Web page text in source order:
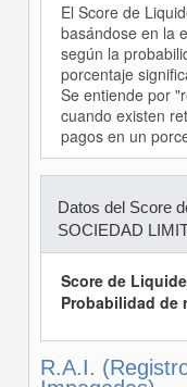
El Score de
basándose en la
según la
porcentaje
Se entiende por
cuando existen
pagos en un
Datos del Score
SOCIEDAD
Score de
Probabilidad de
R.A.I.